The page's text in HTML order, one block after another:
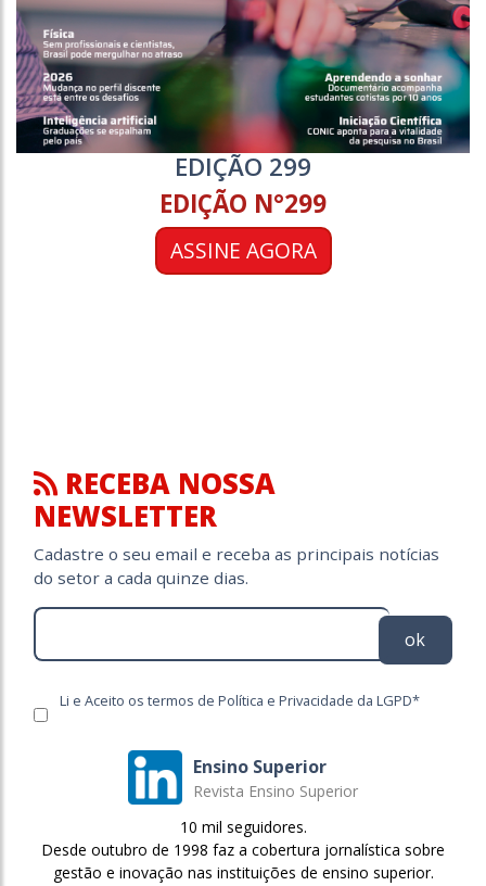
EDIÇÃO 299
EDIÇÃO N°299
ASSINE AGORA
RECEBA NOSSA
NEWSLETTER
Cadastre o seu email e receba as principais notícias
do setor a cada quinze dias.
ok
Li e Aceito os termos de Política e Privacidade da LGPD*
Ensino Superior
Revista Ensino Superior
10 mil seguidores.
Desde outubro de 1998 faz a cobertura jornalística sobre
gestão e inovação nas instituições de ensino superior.